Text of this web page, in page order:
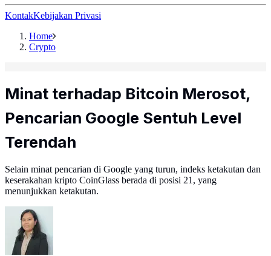
KontakKebijakan Privasi
Home
Crypto
Minat terhadap Bitcoin Merosot,
Pencarian Google Sentuh Level
Terendah
Selain minat pencarian di Google yang turun, indeks ketakutan dan
keserakahan kripto CoinGlass berada di posisi 21, yang
menunjukkan ketakutan.